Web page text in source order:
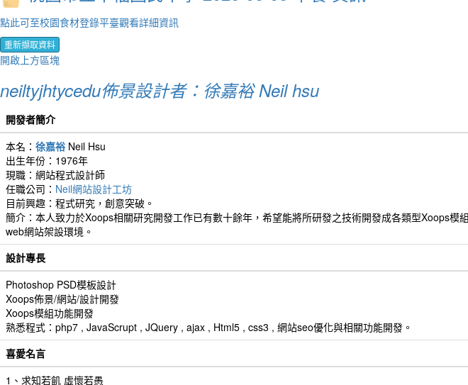
點此可至校園食材登錄平臺觀看詳細資訊
重新擷取資料
開啟上方區塊
neiltyjhtycedu佈景設計者：徐嘉裕 Neil hsu
開發者簡介
本名： 徐嘉裕 Neil Hsu
出生年份：1976年
現職：網站程式設計師
任職公司： Neil網站設計工坊
目前興趣：程式研究，創意突破。
簡介：本人致力於Xoops相關研究開發工作已有數十餘年，希望能將所研發之技術開發成各類型Xoops
web網站架設環境。
設計專長
Photoshop PSD模板設計
Xoops佈景/網站/設計開發
Xoops模組功能開發
熟悉程式：php7 , JavaScrupt , JQuery , ajax , Html5 , css3 , 網站seo優化與相關功能開發。
喜愛名言
1、求知若飢 虛懷若愚